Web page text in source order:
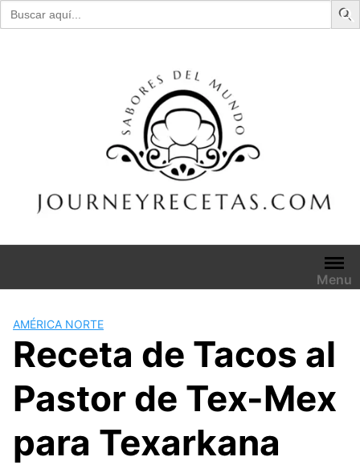
Buscar:
Menu
AMÉRICA NORTE
Receta de Tacos al
Pastor de Tex-Mex
para Texarkana